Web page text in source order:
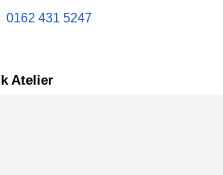
0162 431 5247
Atelier